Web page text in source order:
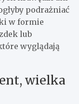
podrażniać
w formie
lub
wyglądają
wielka